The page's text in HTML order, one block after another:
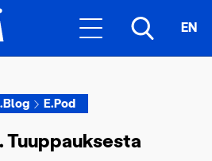
EN
E.Pod
Tuuppauksesta